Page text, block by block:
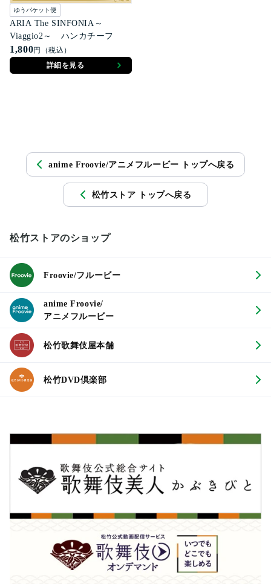
ゆうパケット便
ARIA The SINFONIA～
Viaggio2～ ハンカチーフ
1,800円（税込）
詳細を見る
anime Froovie/アニメフルービー トップへ戻る
松竹ストア トップへ戻る
松竹ストアのショップ
Froovie/フルービー
anime Froovie/
アニメフルービー
松竹歌舞伎屋本舗
松竹DVD倶楽部